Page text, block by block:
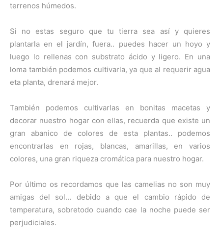
terrenos húmedos.
Si no estas seguro que tu tierra sea así y quieres
plantarla en el jardín, fuera.. puedes hacer un hoyo y
luego lo rellenas con substrato ácido y ligero. En una
loma también podemos cultivarla, ya que al requerir agua
eta planta, drenará mejor.
También podemos cultivarlas en bonitas macetas y
decorar nuestro hogar con ellas, recuerda que existe un
gran abanico de colores de esta plantas.. podemos
encontrarlas en rojas, blancas, amarillas, en varios
colores, una gran riqueza cromática para nuestro hogar.
Por último os recordamos que las camelias no son muy
amigas del sol… debido a que el cambio rápido de
temperatura, sobretodo cuando cae la noche puede ser
perjudiciales.